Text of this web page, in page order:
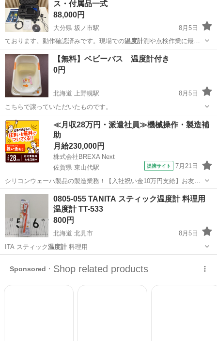
ス・付属品一式
88,000円
大分県 坂ノ市駅
8月5日
ております。動作確認済みです。現場での温度計測や点検作業に最適
です。 【ブランド…
大分 大分市 坂ノ市駅 カメラ
【無料】ベビーバス 温度計付き
0円
北海道 上野幌駅
8月5日
こちらで譲っていただいたものです。
北海道 北広島市 上野幌駅 ベビー用品 ベビーバス
≪月収28万円・派遣社員≫機械操作・製造補
助
月給230,000円
株式会社BREXA Next
佐賀県 東山代駅
提携サイト 7月21日
シリコンウェーハ製品の製造業務！【入社祝い金10万円支給】お友達
やカップルとの応募OK◎年間休日129日＆休出なしでプライベート充
実♪業務はクリーンルームで快適作業◎自社正社員登用制度あり★1食
300円～の格安食堂あり！《佐...
佐賀 伊万里市
0805-055 TANITA スティック温度計 料理用
温度計 TT-533
800円
北海道 北見市
8月5日
ITA スティック温度計料理用